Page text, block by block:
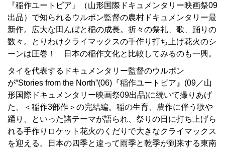
『稲作ユートピア』（山形国際ドキュメンタリー映画祭09
出品）で知られるウルポン監督の農村ドキュメンタリー最
新作。広大な田んぼと稲の成長。折々の祭礼、歌、踊りの
数々。とりわけクライマックスの手作り打ち上げ花火のシ
ーンは圧巻！ 日本の稲作文化と比較してみるのも一興。
タイを代表するドキュメンタリー監督のウルポン
が“Stories from the North”(06)『稲作ユートピア』(09／山
形国際ドキュメンタリー映画祭09出品)に続いて撮りあげ
た、＜稲作3部作＞の完結編。稲の生育、農作に伴う歌や
踊り、といった諸テーマが語られ、祭りの日に打ち上げら
れる手作りロケット花火のくだりで大きなクライマックス
を迎える。日本の四季と違って雨季と乾季が到来する東南